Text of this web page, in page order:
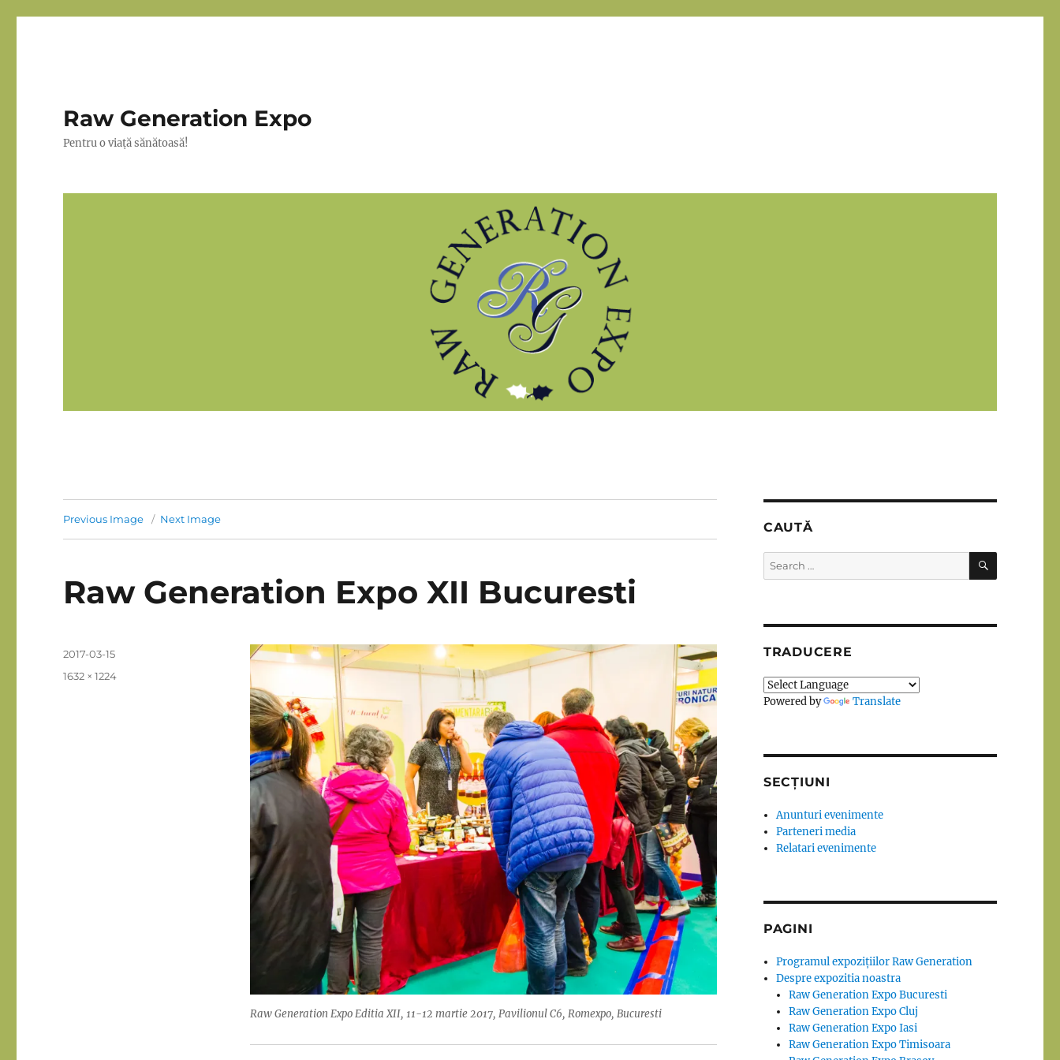
Raw Generation Expo
Pentru o viață sănătoasă!
Previous Image Next Image
Raw Generation Expo XII Bucuresti
Raw Generation Expo Editia XII, 11-12 martie 2017, Pavilionul C6, Romexpo, Bucuresti
Posted
2017-03-15
Full
1632 × 1224
CAUTĂ
Search
for:
SEARCH
TRADUCERE
Powered by Translate
SECȚIUNI
Anunturi evenimente
Parteneri media
Relatari evenimente
PAGINI
Programul expozițiilor Raw Generation
Despre expozitia noastra
Raw Generation Expo Bucuresti
Raw Generation Expo Cluj
Raw Generation Expo Iasi
Raw Generation Expo Timisoara